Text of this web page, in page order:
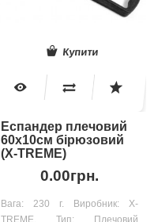
Купити
Еспандер плечовий
60x10см бірюзовий
(X-TREME)
0.00грн.
Вага: 230 г. Виробник: X-
TREME. Тип: Плечовий